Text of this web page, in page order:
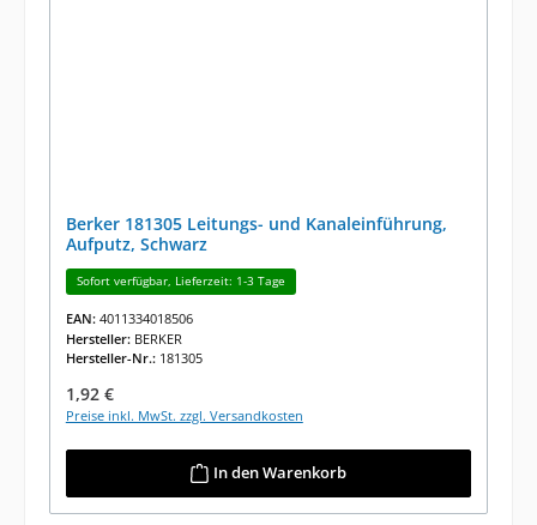
Berker 181305 Leitungs- und Kanaleinführung,
Aufputz, Schwarz
Sofort verfügbar, Lieferzeit: 1-3 Tage
EAN: 4011334018506
Hersteller: BERKER
Hersteller-Nr.: 181305
Regulärer Preis:
1,92 €
Preise inkl. MwSt. zzgl. Versandkosten
In den Warenkorb